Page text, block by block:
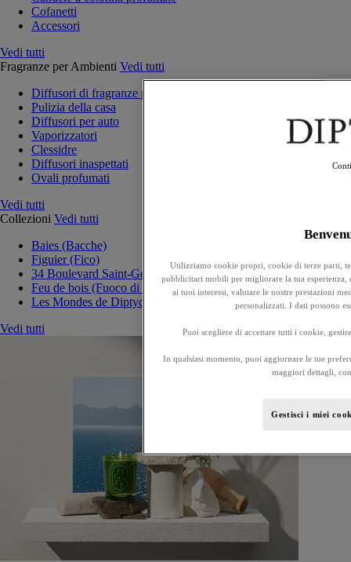
Cofanetti
Accessori
Vedi tutti
Fragranze per Ambienti Vedi tutti
Diffusori di fragranze per la casa
Pulizia della casa
Diffusori per auto
Vaporizzatori
Clessidre
Diffusori inaspettati
Ovali profumati
Vedi tutti
Collezioni Vedi tutti
Baies (Bacche)
Figuier (Fico)
34 Boulevard Saint-Germain
Feu de bois (Fuoco di legna)
Les Mondes de Diptyque
Vedi tutti
Utilizziamo cookie propri, cookie di terze parti,
pubblicitari mobili per migliorare la tua esperienza,
ai tuoi interessi, valutare le nostre prestazioni
personalizzati. I dati possono
Puoi scegliere di accettare tutti i cookie,
In qualsiasi momento, puoi aggiornare le tue
maggiori dettagli,
Gestisci i miei